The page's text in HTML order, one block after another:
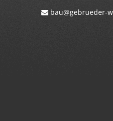
bau@gebrueder-